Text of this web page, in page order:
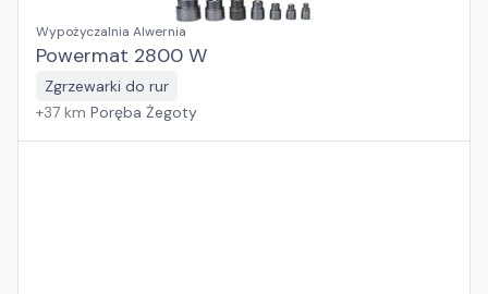
Wypożyczalnia Alwernia
Powermat 2800 W
Zgrzewarki do rur
+37 km Poręba Żegoty